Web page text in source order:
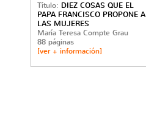
Título: DIEZ COSAS QUE EL
PAPA FRANCISCO PROPONE A
LAS MUJERES
María Teresa Compte Grau
88 páginas
[ver + información]